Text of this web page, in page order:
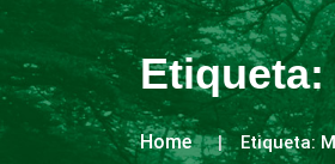
Etiqueta:
Home Etiqueta: